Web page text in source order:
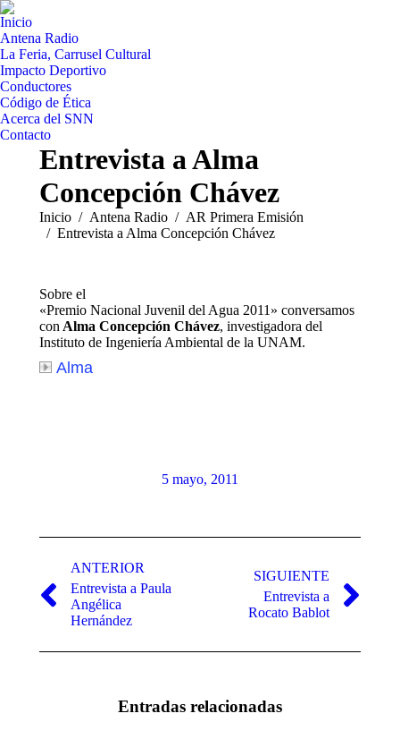
Inicio
Antena Radio
La Feria, Carrusel Cultural
Impacto Deportivo
Conductores
Código de Ética
Acerca del SNN
Contacto
Entrevista a Alma
Concepción Chávez
Estás aquí:
Inicio Antena Radio
AR Primera Emisión
Entrevista a Alma Concepción Chávez
Sobre el
«Premio Nacional Juvenil del Agua 2011» conversamos
con Alma Concepción Chávez, investigadora del
Instituto de Ingeniería Ambiental de la UNAM.
Alma
5 mayo, 2011
entre
publicaciones
ANTERIOR
Publicación
anterior:
Entrevista a Paula
Angélica
Hernández
SIGUIENTE
Publicación
siguiente:
Entrevista a
Rocato Bablot
Entradas relacionadas